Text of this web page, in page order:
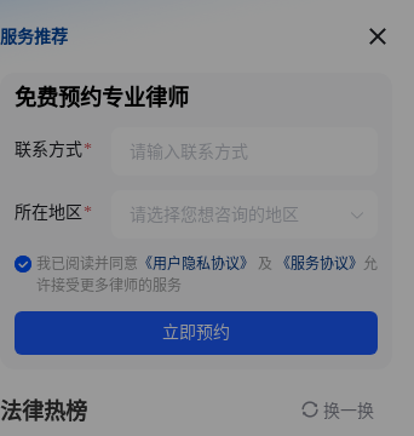
服务推荐
服务推荐
免费预约专业律师
联系方式
所在地区
我已阅读并同意 《用户隐私协议》 及 《服务协议》 允
许接受更多律师的服务
立即预约
法律热榜 换一换